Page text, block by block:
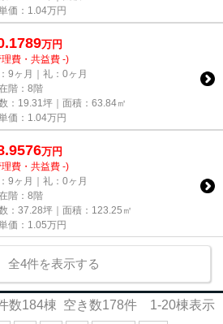
価： 1.04万円
万円
費・共益費 -)
9ヶ月｜礼：0ヶ月
階：8階
：19.31坪｜面積：63.84㎡
価： 1.04万円
万円
費・共益費 -)
9ヶ月｜礼：0ヶ月
階：8階
：37.28坪｜面積：123.25㎡
価： 1.05万円
全4件を表示する
数184棟 空き数178件 1-20棟表示